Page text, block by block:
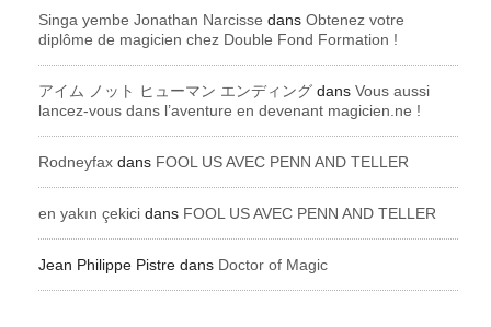
Singa yembe Jonathan Narcisse dans Obtenez votre
diplôme de magicien chez Double Fond Formation !
アイム ノット ヒューマン エンディング dans Vous aussi
lancez-vous dans l’aventure en devenant magicien.ne !
Rodneyfax dans FOOL US AVEC PENN AND TELLER
en yakın çekici dans FOOL US AVEC PENN AND TELLER
Jean Philippe Pistre dans Doctor of Magic